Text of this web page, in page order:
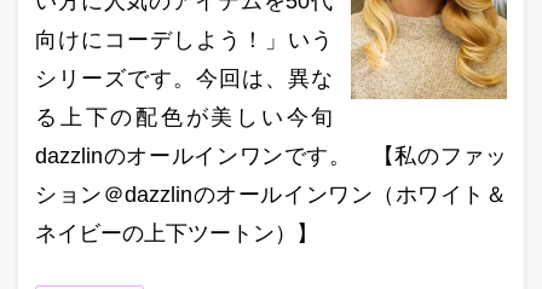
向けにコーデしよう！」いう
シリーズです。今回は、異な
る上下の配色が美しい今旬
dazzlinのオールインワンです。 【私のファッ
ション＠dazzlinのオールインワン（ホワイト＆
ネイビーの上下ツートン）】